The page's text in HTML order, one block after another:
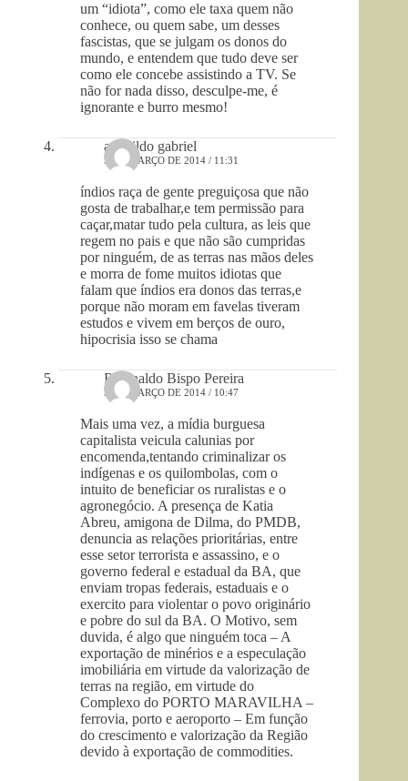
um “idiota”, como ele taxa quem não
conhece, ou quem sabe, um desses
fascistas, que se julgam os donos do
mundo, e entendem que tudo deve ser
como ele concebe assistindo a TV. Se
não for nada disso, desculpe-me, é
ignorante e burro mesmo!
amarildo gabriel
5 DE MARÇO DE 2014 / 11:31
índios raça de gente preguiçosa que não
gosta de trabalhar,e tem permissão para
caçar,matar tudo pela cultura, as leis que
regem no pais e que não são cumpridas
por ninguém, de as terras nas mãos deles
e morra de fome muitos idiotas que
falam que índios era donos das terras,e
porque não moram em favelas tiveram
estudos e vivem em berços de ouro,
hipocrisia isso se chama
Reginaldo Bispo Pereira
5 DE MARÇO DE 2014 / 10:47
Mais uma vez, a mídia burguesa
capitalista veicula calunias por
encomenda,tentando criminalizar os
indígenas e os quilombolas, com o
intuito de beneficiar os ruralistas e o
agronegócio. A presença de Katia
Abreu, amigona de Dilma, do PMDB,
denuncia as relações prioritárias, entre
esse setor terrorista e assassino, e o
governo federal e estadual da BA, que
enviam tropas federais, estaduais e o
exercito para violentar o povo originário
e pobre do sul da BA. O Motivo, sem
duvida, é algo que ninguém toca – A
exportação de minérios e a especulação
imobiliária em virtude da valorização de
terras na região, em virtude do
Complexo do PORTO MARAVILHA –
ferrovia, porto e aeroporto – Em função
do crescimento e valorização da Região
devido à exportação de commodities.